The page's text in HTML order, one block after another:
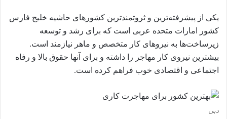
یکی از پیشرفته‌ترین و ثروتمندترین کشورهای حاشیه خلیج فارس
کشور امارات متحده عربی است که برای رشد و توسعه
زیرساخت‌ها به نیروهای کار متخصص و ماهر نیازمند است.
بیشترین نیروی کار مهاجر را داشته و برای آنها حقوق بالا و رفاه
اجتماعی و اقتصادی خوب فراهم کرده است.
دبی